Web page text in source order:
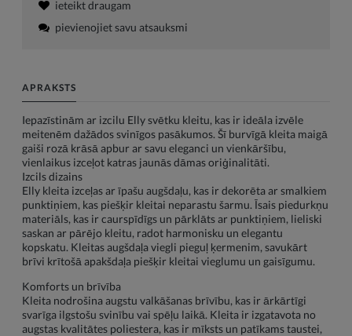
ieteikt draugam
pievienojiet savu atsauksmi
APRAKSTS
Iepazīstinām ar izcilu Elly svētku kleitu, kas ir ideāla izvēle
meitenēm dažādos svinīgos pasākumos. Šī burvīgā kleita maigā
gaiši rozā krāsā apbur ar savu eleganci un vienkāršību,
vienlaikus izceļot katras jaunās dāmas oriģinalitāti.
Izcils dizains
Elly kleita izceļas ar īpašu augšdaļu, kas ir dekorēta ar smalkiem
punktiņiem, kas piešķir kleitai neparastu šarmu. Īsais piedurkņu
materiāls, kas ir caurspīdīgs un pārklāts ar punktiņiem, lieliski
saskan ar pārējo kleitu, radot harmonisku un elegantu
kopskatu. Kleitas augšdaļa viegli pieguļ ķermenim, savukārt
brīvi krītošā apakšdaļa piešķir kleitai vieglumu un gaisīgumu.
Komforts un brīvība
Kleita nodrošina augstu valkāšanas brīvību, kas ir ārkārtīgi
svarīga ilgstošu svinību vai spēļu laikā. Kleita ir izgatavota no
augstas kvalitātes poliestera, kas ir mīksts un patīkams taustei,